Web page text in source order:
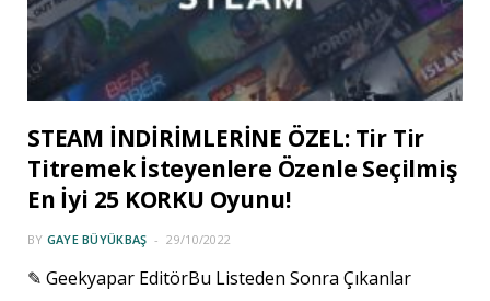
STEAM İNDİRİMLERİNE ÖZEL: Tir Tir
Titremek İsteyenlere Özenle Seçilmiş
En İyi 25 KORKU Oyunu!
BY GAYE BÜYÜKBAŞ 29/10/2022
✎ Geekyapar EditörBu Listeden Sonra Çıkanlar